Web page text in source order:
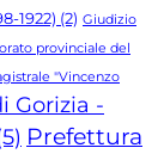
1922) (2) Giudizio
provinciale del
"Vincenzo
Gorizia -
Prefettura